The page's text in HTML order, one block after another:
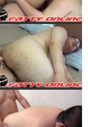
月ぶりの
53人支付 登录